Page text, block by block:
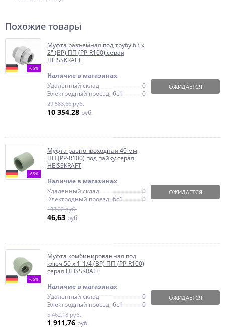
Похожие товары
-65%
Муфта разъемная под трубу 63 х
2" (ВР) ПП (PP-R100) серая
HEISSKRAFT
Наличие в магазинах
Удаленный склад
0
Электродный проезд, 6с1
0
29 583,66 руб.
10 354,28 руб.
ОЖИДАЕТСЯ
-65%
Муфта равнопроходная 40 мм
ПП (PP-R100) под пайку серая
HEISSKRAFT
Наличие в магазинах
Удаленный склад
0
Электродный проезд, 6с1
0
133,22 руб.
46,63 руб.
ОЖИДАЕТСЯ
-65%
Муфта комбинированная под
ключ 50 х 1"1/4 (ВР) ПП (PP-R100)
серая HEISSKRAFT
Наличие в магазинах
Удаленный склад
0
Электродный проезд, 6с1
0
5 462,18 руб.
1 911,76 руб.
ОЖИДАЕТСЯ